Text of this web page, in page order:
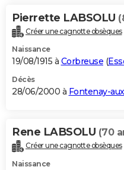
Pierrette LABSOLU
Créer une cagnotte obsèques
Naissance
19/08/1915 à Corbreuse (
Décès
28/06/2000 à Fontenay-
Rene LABSOLU (70
Créer une cagnotte obsèques
Naissance